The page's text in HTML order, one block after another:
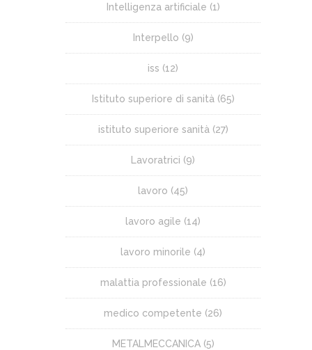
Intelligenza artificiale (1)
Interpello (9)
iss (12)
Istituto superiore di sanità (65)
istituto superiore sanità (27)
Lavoratrici (9)
lavoro (45)
lavoro agile (14)
lavoro minorile (4)
malattia professionale (16)
medico competente (26)
METALMECCANICA(5)